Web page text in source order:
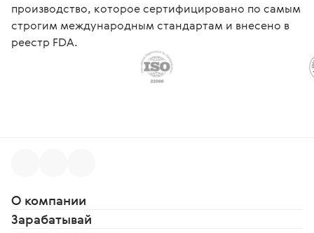
производство, которое сертифицировано по самым
строгим международным стандартам и внесено в
реестр FDA.
О компании
Зарабатывай